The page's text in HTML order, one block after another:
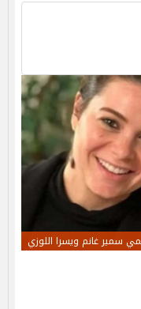
سمير غانم ويسرا اللوزي